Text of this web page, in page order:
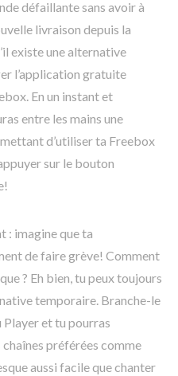
défaillante sans avoir à
livraison depuis la
existe une alternative
l’application gratuite
En un instant et
entre les mains une
d’utiliser ta Freebox
sur le bouton
: imagine que ta
de faire grève! Comment
? Eh bien, tu peux toujours
temporaire. Branche-le
et tu pourras
préférées comme
aussi facile que chanter